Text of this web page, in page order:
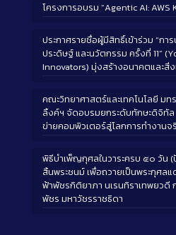
โครงการอบรม “Agentic AI: AWS
ประกาศรายชื่อผู้มีสิทธิ์เข้าร่วม “กา
ประดิษฐ์ และนวัตกรรม ครั้งที่ 11”
Innovators) มุ่งสร้างอนาคตและสิ่
คณะวิทยาศาสตร์และเทคโนโลยี ม
ลิ้งค์ฯ จัดอบรมยกระดับทักษะดิจิทัล
ข่ายคอมพิวเตอร์สู่โลกการทำงานจ
พิธีบำเพ็ญกุศลในวาระครบ ๕๐ วัน
สิ้นพระชนม์ เพื่อถวายเป็นพระกุศลแ
ฟ้าพัชรกิติยาภา นเรนทิราเทพยวดี
พัชร มหาวัชรราชธิดา